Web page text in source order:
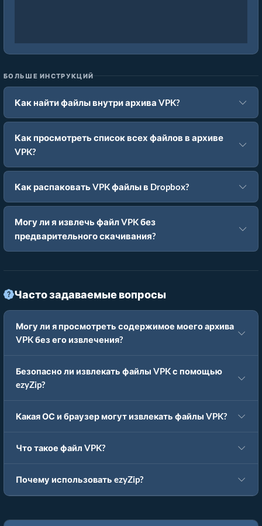
БОЛЬШЕ ИНСТРУКЦИЙ
Как найти файлы внутри архива VPK?
Как просмотреть список всех файлов в архиве
VPK?
Как распаковать VPK файлы в Dropbox?
Могу ли я извлечь файл VPK без
предварительного скачивания?
Часто задаваемые вопросы
Могу ли я просмотреть содержимое моего архива
VPK без его извлечения?
Безопасно ли извлекать файлы VPK с помощью
ezyZip?
Какая ОС и браузер могут извлекать файлы VPK?
Что такое файл VPK?
Почему использовать ezyZip?